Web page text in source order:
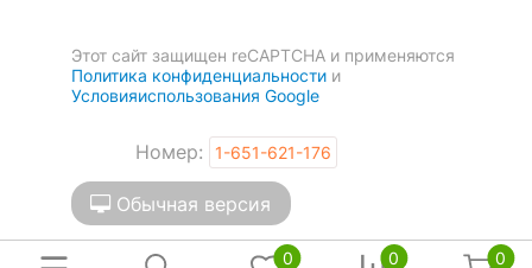
Этот сайт защищен reCAPTCHA и применяются
Политика конфиденциальности и
Условияиспользования Google
Номер: 1-651-621-176
Обычная версия
0 0 0